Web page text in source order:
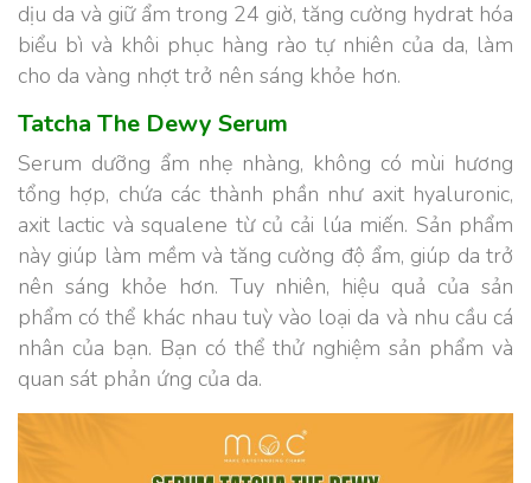
dịu da và giữ ẩm trong 24 giờ, tăng cường hydrat hóa
biểu bì và khôi phục hàng rào tự nhiên của da, làm
cho da vàng nhợt trở nên sáng khỏe hơn.
Tatcha The Dewy Serum
Serum dưỡng ẩm nhẹ nhàng, không có mùi hương
tổng hợp, chứa các thành phần như axit hyaluronic,
axit lactic và squalene từ củ cải lúa miến. Sản phẩm
này giúp làm mềm và tăng cường độ ẩm, giúp da trở
nên sáng khỏe hơn. Tuy nhiên, hiệu quả của sản
phẩm có thể khác nhau tuỳ vào loại da và nhu cầu cá
nhân của bạn. Bạn có thể thử nghiệm sản phẩm và
quan sát phản ứng của da.